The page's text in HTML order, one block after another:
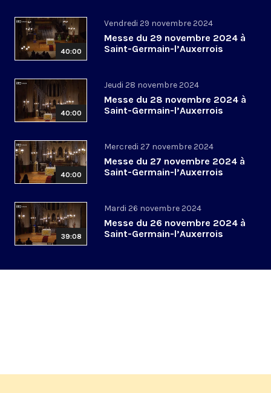
40:00
Vendredi 29 novembre 2024
Messe du 29 novembre 2024 à
Saint-Germain-l’Auxerrois
40:00
Jeudi 28 novembre 2024
Messe du 28 novembre 2024 à
Saint-Germain-l’Auxerrois
40:00
Mercredi 27 novembre 2024
Messe du 27 novembre 2024 à
Saint-Germain-l’Auxerrois
39:08
Mardi 26 novembre 2024
Messe du 26 novembre 2024 à
Saint-Germain-l’Auxerrois